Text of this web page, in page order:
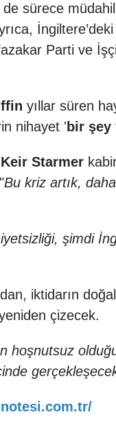
sürece
Parti ve
yıllar süren
nihayet ' bir şey
Keir Starmer
Bu kriz artık,
şimdi
iktidarın
çizecek.
hoşnutsuz